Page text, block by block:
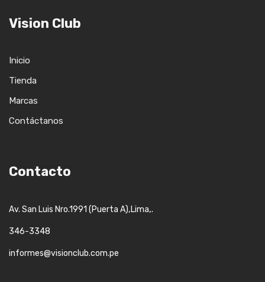
Vision Club
Inicio
Tienda
Marcas
Contáctanos
Contacto
Av. San Luis Nro.1991 (Puerta A),Lima,.
346-3348
informes@visionclub.com.pe